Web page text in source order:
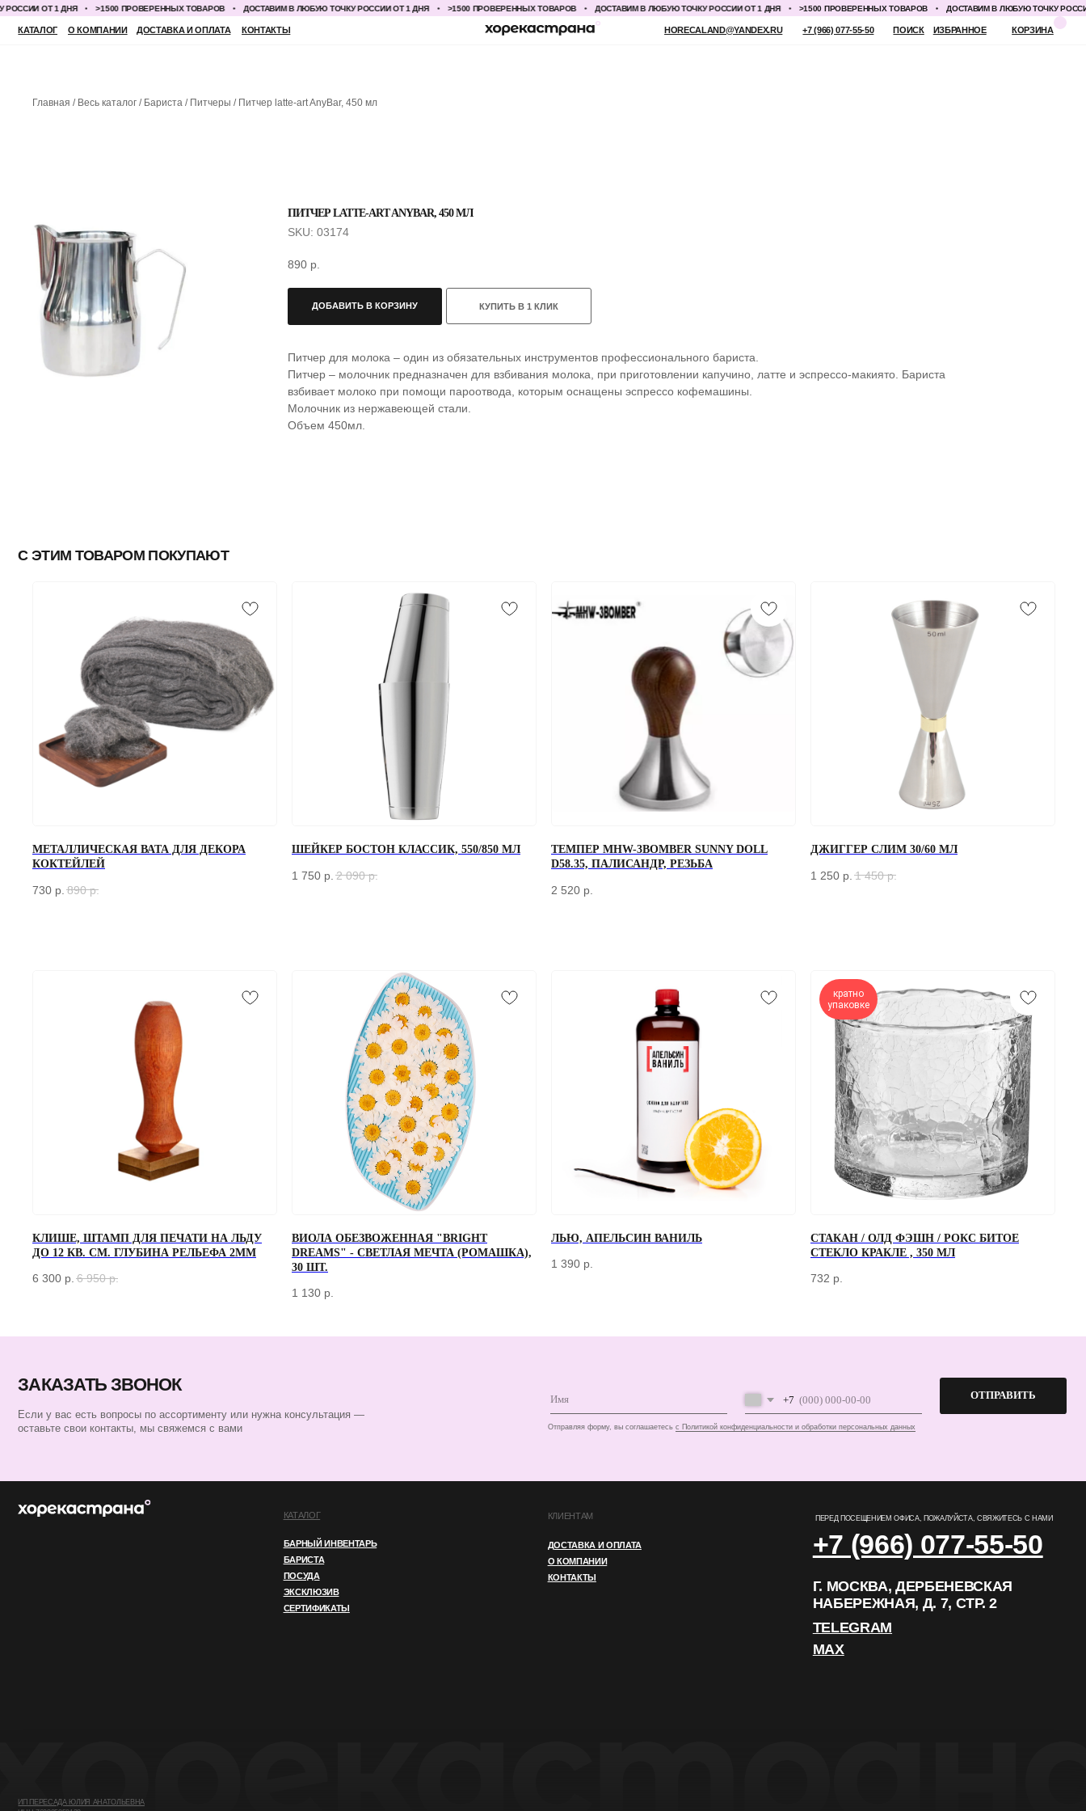
ОТ 1 ДНЯ >1500 ПРОВЕРЕННЫХ ТОВАРОВ ДОСТАВИМ В ЛЮБУЮ ТОЧКУ РОССИИ ОТ 1 ДНЯ >1500 ПРОВЕРЕННЫХ ТОВАРОВ ДОСТАВИМ В ЛЮБУЮ ТОЧКУ РОССИИ ОТ 1 ДНЯ >1500 ПРОВЕРЕННЫХ ТОВАРОВ ДОСТАВИМ В ЛЮБУЮ ТОЧКУ РОССИИ ОТ
КАТАЛОГ О КОМПАНИИ ДОСТАВКА И ОПЛАТА КОНТАКТЫ ПОИСК
+7 (966) 077-55-50 ИЗБРАННОЕ
HORECALAND@YANDEX.RU КОРЗИНА
Главная Весь каталог Бариста Питчеры Питчер latte-art AnyBar, 450 мл
ПИТЧЕР LATTE-ART ANYBAR, 450 МЛ
SKU: 03174
890 р.
ДОБАВИТЬ В КОРЗИНУ КУПИТЬ В 1 КЛИК
Питчер для молока – один из обязательных инструментов профессионального бариста.
Питчер – молочник предназначен для взбивания молока, при приготовлении капучино, латте и эспрессо-макиято. Бариста
взбивает молоко при помощи пароотвода, которым оснащены эспрессо кофемашины.
Молочник из нержавеющей стали.
Объем 450мл.
МЕТАЛЛИЧЕСКАЯ ВАТА ДЛЯ ДЕКОРА
КОКТЕЙЛЕЙ
730 р. 890 р.
ШЕЙКЕР БОСТОН КЛАССИК, 550/850 МЛ
1 750 р. 2 090 р.
ТЕМПЕР MHW-3BOMBER SUNNY DOLL
D58.35, ПАЛИСАНДР, РЕЗЬБА
2 520 р.
ДЖИГГЕР СЛИМ 30/60 МЛ
1 250 р. 1 450 р.
КЛИШЕ, ШТАМП ДЛЯ ПЕЧАТИ НА ЛЬДУ
ДО 12 КВ. СМ. ГЛУБИНА РЕЛЬЕФА 2ММ
6 300 р. 6 950 р.
ВИОЛА ОБЕЗВОЖЕННАЯ "BRIGHT
DREAMS" - СВЕТЛАЯ МЕЧТА (РОМАШКА),
30 ШТ.
1 130 р.
ЛЬЮ, АПЕЛЬСИН ВАНИЛЬ
1 390 р.
кратно
упаковке
СТАКАН / ОЛД ФЭШН / РОКС БИТОЕ
СТЕКЛО КРАКЛЕ , 350 МЛ
732 р.
Если у вас есть вопросы по ассортименту или нужна консультация —
оставьте свои контакты, мы свяжемся с вами
с Политикой конфиденциальности и обработки персональных данных
ОТПРАВИТЬ
ЗАКАЗАТЬ ЗВОНОК
Г. МОСКВА, ДЕРБЕНЕВСКАЯ
НАБЕРЕЖНАЯ, Д. 7, СТР. 2
ЭКСКЛЮЗИВ